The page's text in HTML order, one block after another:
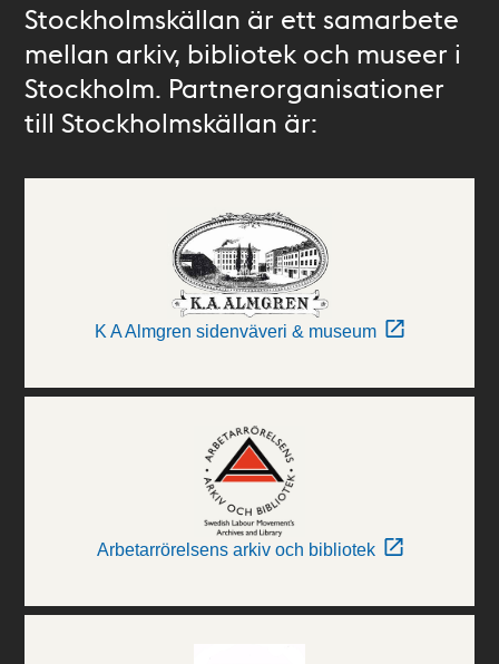
Stockholmskällan är ett samarbete
mellan arkiv, bibliotek och museer i
Stockholm. Partnerorganisationer
till Stockholmskällan är:
K A Almgren sidenväveri & museum
Arbetarrörelsens arkiv och bibliotek